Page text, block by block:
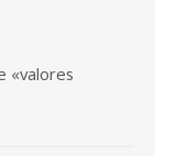
«valores